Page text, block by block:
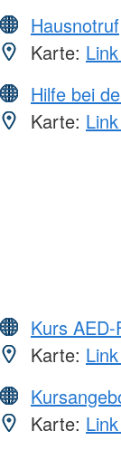
Hausnotruf
Karte:
Hilfe bei
Karte:
Kurs
Karte:
Karte: